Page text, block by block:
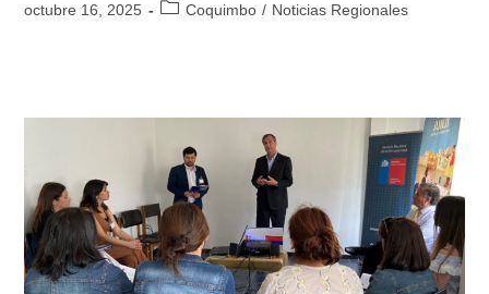
octubre 16, 2025 Coquimbo / Noticias Regionales